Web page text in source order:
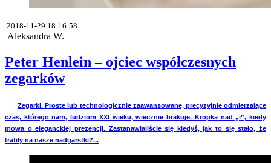
2018-11-29 18:16:58
Aleksandra W.
Peter Henlein – ojciec współczesnych
zegarków
Zegarki. Proste lub technologicznie zaawansowane, precyzyjnie odmierzające
czas, którego nam, ludziom XXI wieku, wiecznie brakuje. Kropka nad „i”, kiedy
mowa o eleganckiej prezencji. Zastanawialiście się kiedyś, jak to się stało, że
trafiły na nasze nadgarstki?...